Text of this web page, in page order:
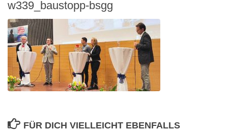
w339_baustopp-bsgg
FÜR DICH VIELLEICHT EBENFALLS